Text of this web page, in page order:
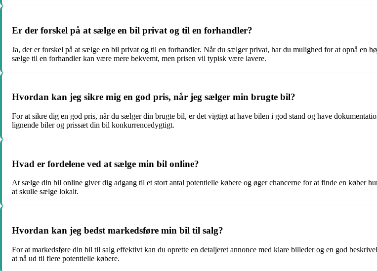
Er der forskel på at sælge en bil privat og til en forhandler?
Ja, der er forskel på at sælge en bil privat og til en forhandler. Når du sælger privat, har du mulighed for at opnå en
sælge til en forhandler kan være mere bekvemt, men prisen vil typisk være lavere.
Hvordan kan jeg sikre mig en god pris, når jeg sælger min brugte bil?
For at sikre dig en god pris, når du sælger din brugte bil, er det vigtigt at have bilen i god stand og have
lignende biler og prissæt din bil konkurrencedygtigt.
Hvad er fordelene ved at sælge min bil online?
At sælge din bil online giver dig adgang til et stort antal potentielle købere og øger chancerne for at finde en køber
at skulle sælge lokalt.
Hvordan kan jeg bedst markedsføre min bil til salg?
For at markedsføre din bil til salg effektivt kan du oprette en detaljeret annonce med klare billeder og en god
at nå ud til flere potentielle købere.